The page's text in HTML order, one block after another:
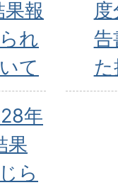
報
れ
て
告
年
果
ら